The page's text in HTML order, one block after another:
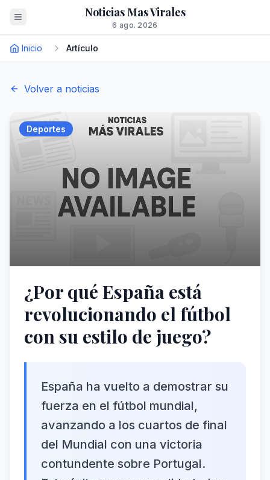
Noticias Mas Virales
6 ago. 2026
Inicio Artículo
Volver a noticias
Deportes
¿Por qué España está
revolucionando el fútbol
con su estilo de juego?
España ha vuelto a demostrar su
fuerza en el fútbol mundial,
avanzando a los cuartos de final
del Mundial con una victoria
contundente sobre Portugal.